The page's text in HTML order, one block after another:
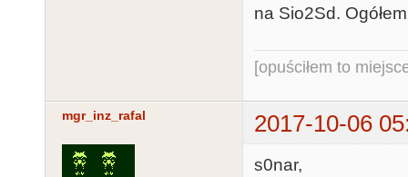
na Sio2Sd.
[opuściłem to
mgr_inz_rafal 2017-10-06
s0nar,